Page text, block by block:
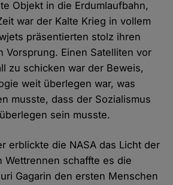
Objekt in die Erdumlaufbahn,
war der Kalte Krieg in vollem
präsentierten stolz ihren
Vorsprung. Einen Satelliten vor
zu schicken war der Beweis,
weit überlegen war, was
musste, dass der Sozialismus
sein musste.
erblickte die NASA das Licht der
Wettrennen schaffte es die
Gagarin den ersten Menschen